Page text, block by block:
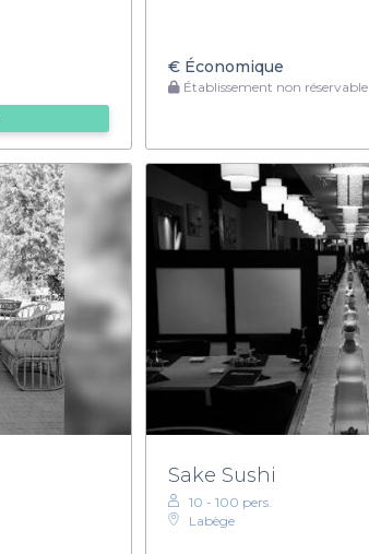
€Économique
Établissement non réservable
Sake Sushi
10 - 100 pers.
Labège